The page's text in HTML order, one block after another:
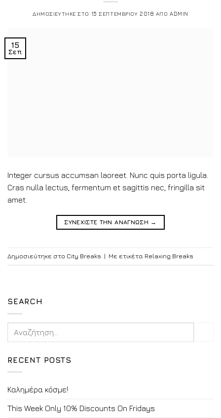
ΔΗΜΟΣΙΕΥΤΗΚΕ ΣΤΟ 15 ΣΕΠΤΕΜΒΡΙΟΥ 2018 ΑΠΟADMIN
15
Σεπ
Integer cursus accumsan laoreet. Nunc quis porta ligula.
Cras nulla lectus, fermentum et sagittis nec, fringilla sit
amet.
ΣΥΝΕΧΙΣΤΕ ΤΗΝ ΑΝΑΓΝΩΣΗ →
Δημοσιεύτηκε στο City Breaks | Με ετικέτα Relaxing Breaks
SEARCH
RECENT POSTS
Καλημέρα κόσμε!
This Week Only 10% Discounts On Fridays